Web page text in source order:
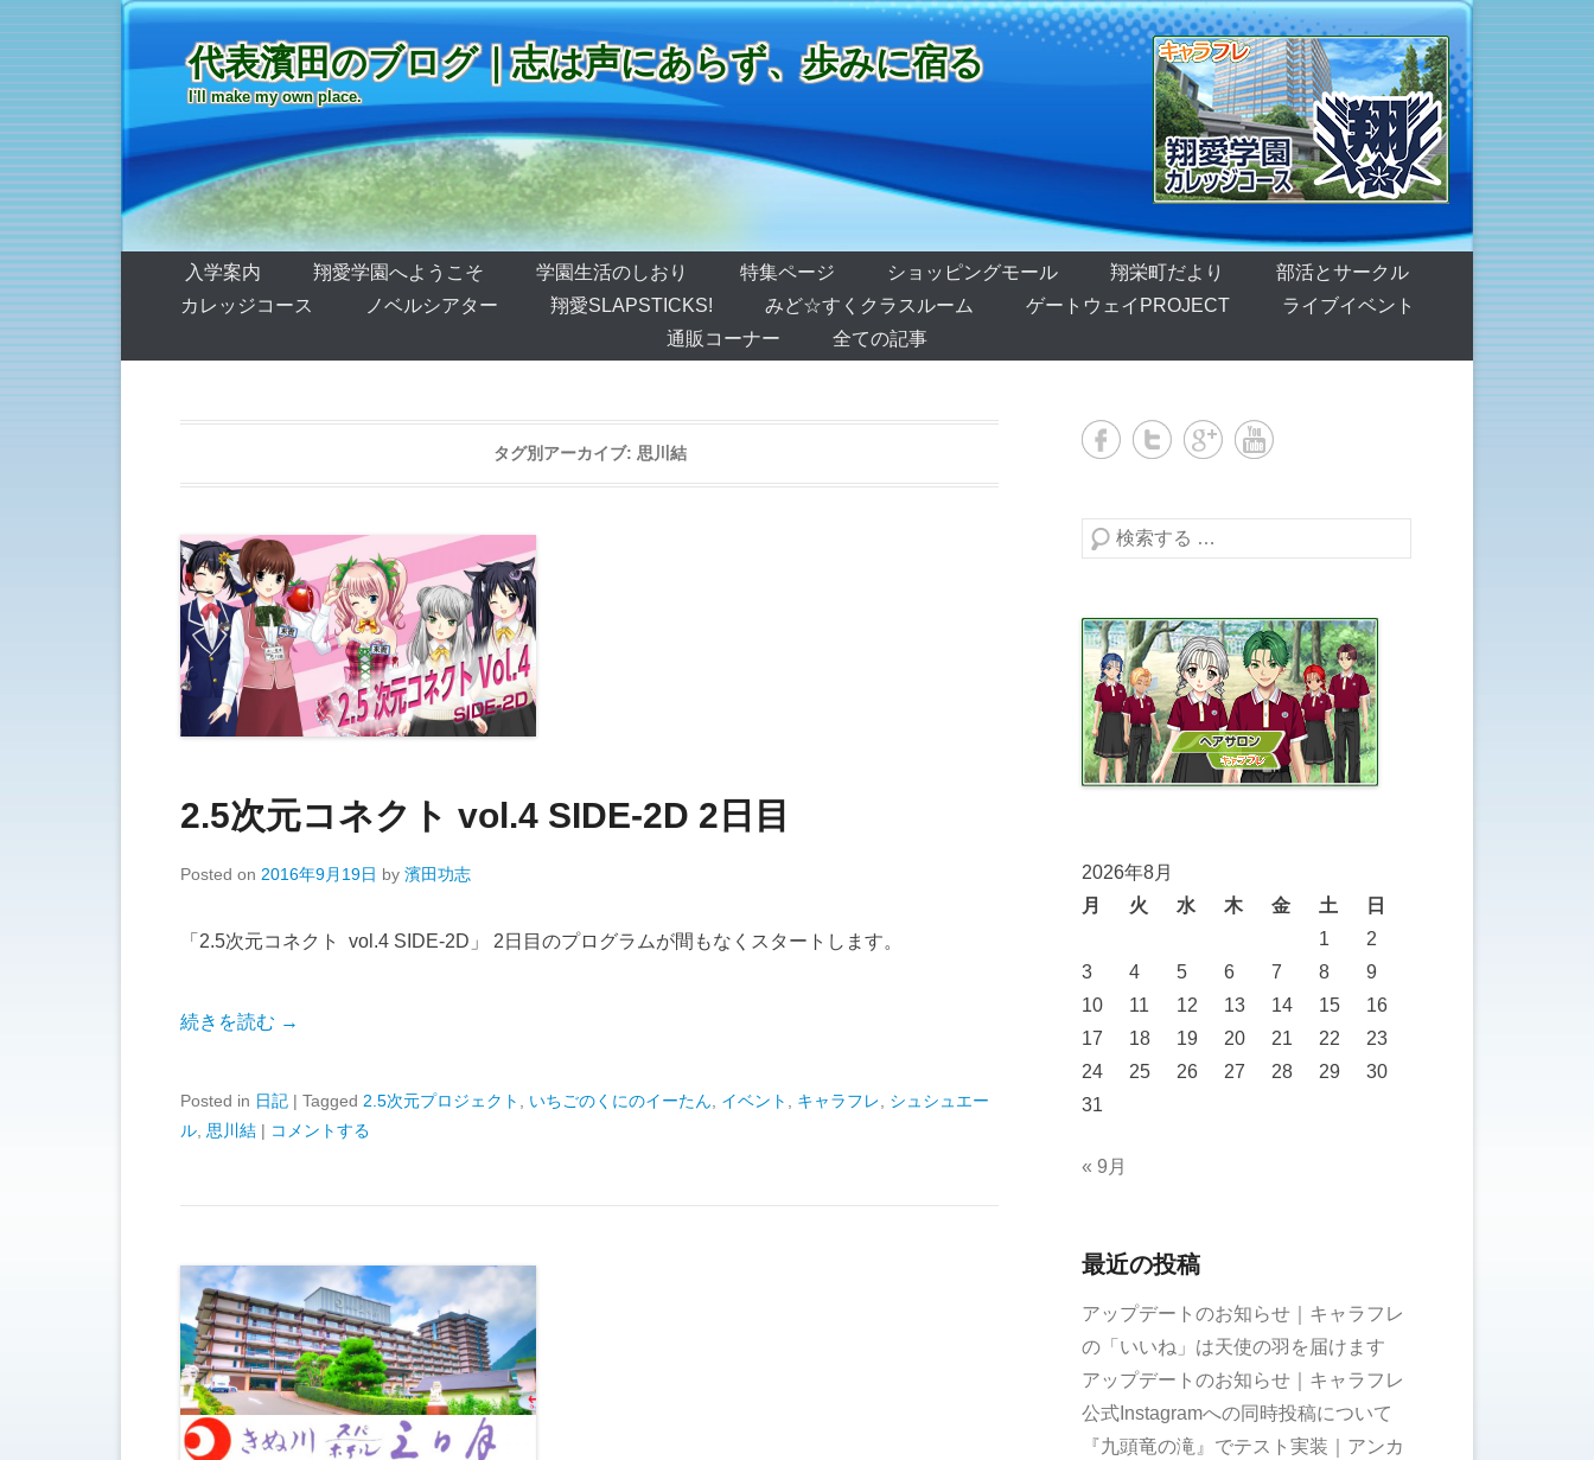
代表濱田のブログ｜志は声にあらず、歩みに宿る
I'll make my own place.
第1メニュー
コンテンツへ移動
入学案内 翔愛学園へようこそ 学園生活のしおり 特集ページ ショッピングモール 翔栄町だより
部活とサークル
カレッジコース
ノベルシアター 翔愛SLAPSTICKS! みど☆すくクラスルーム ゲートウェイPROJECT
ライブイベント
通販コーナー
全ての記事
タグ別アーカイブ: 思川結
2.5次元コネクト vol.4 SIDE-2D 2日目
Posted on 2016年9月19日 by 濱田功志
「2.5次元コネクト vol.4 SIDE-2D」 2日目のプログラムが間もなくスタートします。
続きを読む →
Posted in 日記 | Tagged 2.5次元プロジェクト いちごのくにのイーたん イベント キャラフレ
シュシュエー
ル 思川結 | コメントする
検索する
2026年8月
月
火 水 木 金 土
日
1
2
3
4 5 6 7 8
9
10
11 12 13 14 15
16
17
18 19 20 21 22
23
24
25 26 27 28 29
30
31
« 9月
最近の投稿
アップデートのお知らせ｜キャラフレ
の「いいね」は天使の羽を届けます
アップデートのお知らせ｜キャラフレ
公式Instagramへの同時投稿について
『九頭竜の滝』でテスト実装｜アンカ